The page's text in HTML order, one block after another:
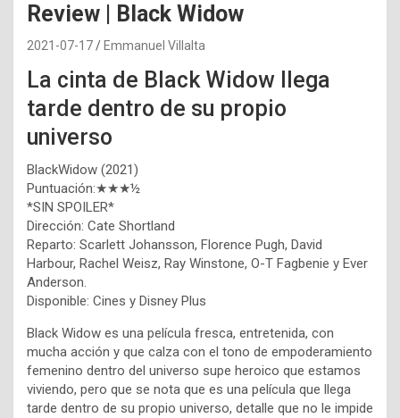
Review | Black Widow
2021-07-17 Emmanuel Villalta
La cinta de Black Widow llega
tarde dentro de su propio
universo
BlackWidow (2021)
Puntuación:★★★½
*SIN SPOILER*
Dirección: Cate Shortland
Reparto: Scarlett Johansson, Florence Pugh, David
Harbour, Rachel Weisz, Ray Winstone, O-T Fagbenie y Ever
Anderson.
Disponible: Cines y Disney Plus
Black Widow es una película fresca, entretenida, con
mucha acción y que calza con el tono de empoderamiento
femenino dentro del universo supe heroico que estamos
viviendo, pero que se nota que es una película que llega
tarde dentro de su propio universo, detalle que no le impide